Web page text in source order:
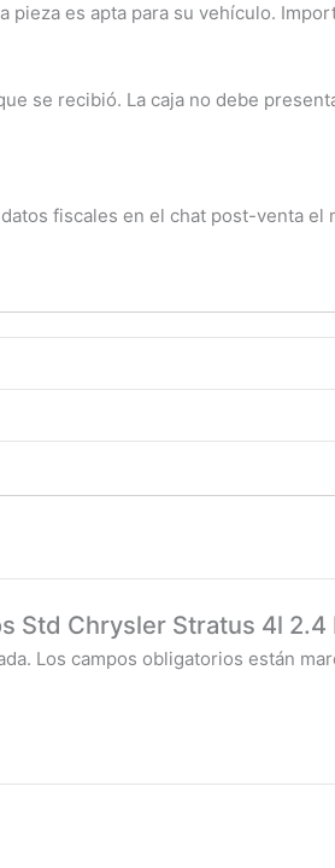
pieza es apta para su vehículo.
se recibió. La caja no debe
fiscales en el chat post-venta el
Std Chrysler Stratus 4l 2.4
Los campos obligatorios están